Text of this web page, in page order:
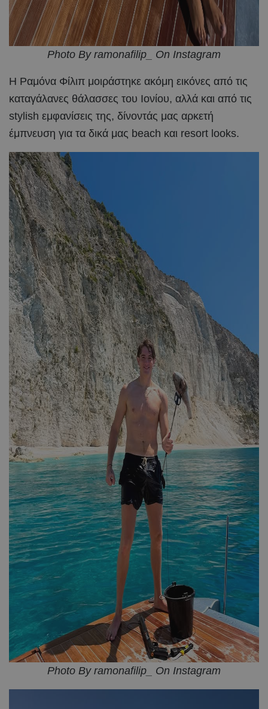
Photo By ramonafilip_ On Instagram
Η Ραμόνα Φίλιπ μοιράστηκε ακόμη εικόνες από τις
καταγάλανες θάλασσες του Ιονίου, αλλά και από τις
stylish εμφανίσεις της, δίνοντάς μας αρκετή
έμπνευση για τα δικά μας beach και resort looks.
Photo By ramonafilip_ On Instagram